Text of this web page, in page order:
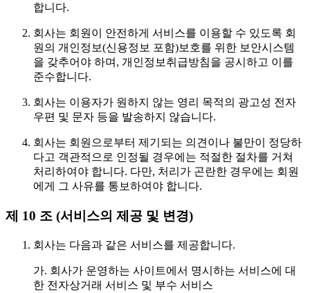
합니다.
회사는 회원이 안전하게 서비스를 이용할 수 있도록 회
원의 개인정보(신용정보 포함)보호를 위한 보안시스템
을 갖추어야 하며, 개인정보취급방침을 공시하고 이를
준수합니다.
회사는 이용자가 원하지 않는 영리 목적의 광고성 전자
우편 및 문자 등을 발송하지 않습니다.
회사는 회원으로부터 제기되는 의견이나 불만이 정당하
다고 객관적으로 인정될 경우에는 적절한 절차를 거쳐
처리하여야 합니다. 다만, 처리가 곤란한 경우에는 회원
에게 그 사유를 통보하여야 합니다.
제 10 조 (서비스의 제공 및 변경)
회사는 다음과 같은 서비스를 제공합니다.
가. 회사가 운영하는 사이트에서 명시하는 서비스에 대
한 전자상거래 서비스 및 부수 서비스